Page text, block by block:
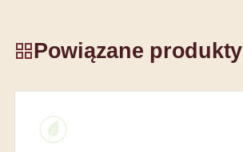
Powiązane produkty